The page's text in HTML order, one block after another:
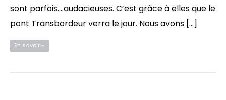
sont parfois….audacieuses. C’est grâce à elles que le
pont Transbordeur verra le jour. Nous avons […]
En savoir +